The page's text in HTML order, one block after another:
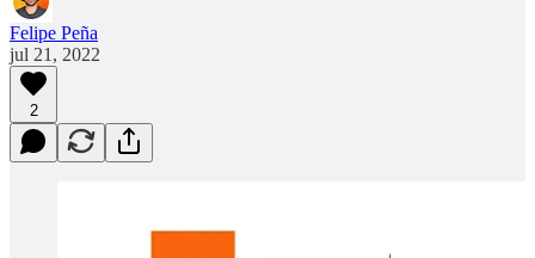
Felipe Peña
jul 21, 2022
2